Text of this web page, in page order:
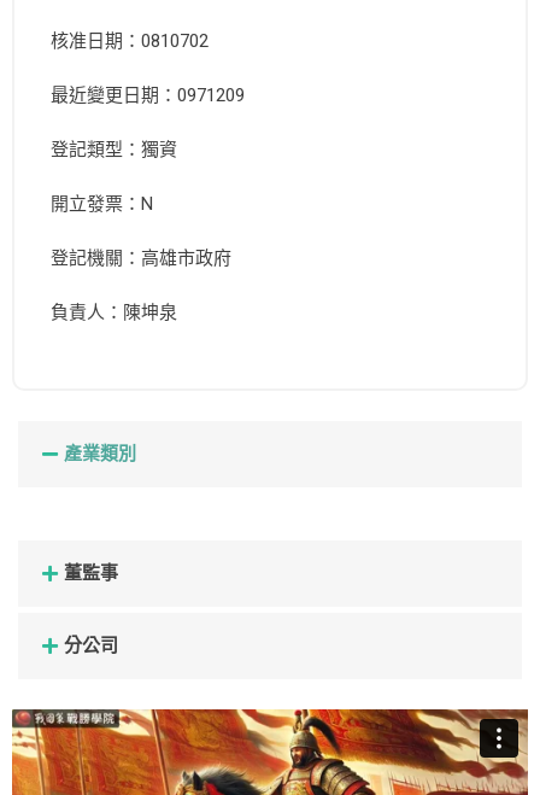
核准日期：0810702
最近變更日期：0971209
登記類型：獨資
開立發票：N
登記機關：高雄市政府
負責人：陳坤泉
產業類別
董監事
分公司